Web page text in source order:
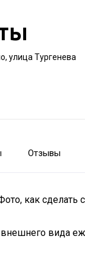
улица Тургенева
Отзывы
как сделать
внешнего